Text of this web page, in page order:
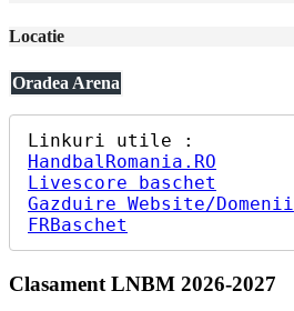
Locatie
Oradea Arena
HandbalRomania.RO
Livescore baschet
Gazduire Website/Domenii
FRBaschet
Clasament LNBM 2026-2027